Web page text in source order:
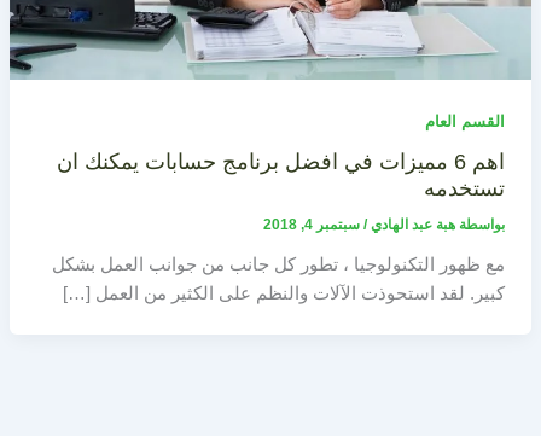
القسم العام
اهم 6 مميزات في افضل برنامج حسابات يمكنك ان
تستخدمه
بواسطة هبة عبد الهادي/ سبتمبر 4, 2018
مع ظهور التكنولوجيا ، تطور كل جانب من جوانب العمل بشكل
كبير. لقد استحوذت الآلات والنظم على الكثير من العمل […]